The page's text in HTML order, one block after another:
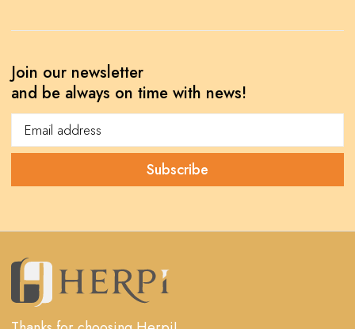
Join our newsletter
and be always on time with news!